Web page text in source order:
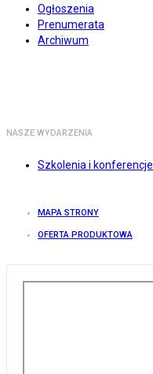
Ogłoszenia
Prenumerata
Archiwum
NASZE WYDARZENIA
Szkolenia i konferencje
MAPA STRONY
OFERTA PRODUKTOWA